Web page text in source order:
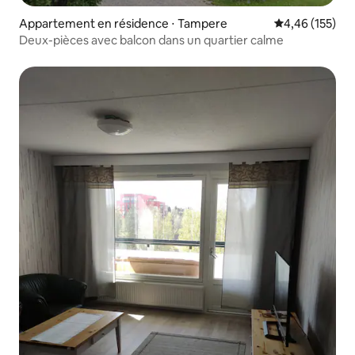
Appartement en résidence ⋅ Tampere Évaluation
4,46 (155)
Deux-pièces avec balcon dans un quartier calme